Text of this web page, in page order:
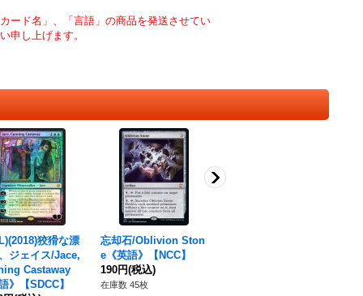
ード名」、「言語」の商品を発送させてい
申し上げます。
狡猾な漂
ジェイス/Jace,
Castaway
》【SDCC】
忘却石/Oblivion Ston
e《英語》【NCC】
190円(税込)
在庫数 45枚